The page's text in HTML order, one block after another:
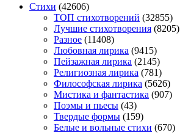
Стихи (42606)
TOП стихотворений (32855)
Лучшие стихотворения (8205)
Разное (11408)
Любовная лирика (9415)
Пейзажная лирика (2145)
Религиозная лирика (781)
Философская лирика (5626)
Мистика и фантастика (907)
Поэмы и пьесы (43)
Твердые формы (159)
Белые и вольные стихи (670)